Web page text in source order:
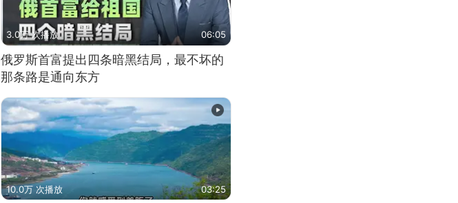
3.0万 次播放 06:05
俄罗斯首富提出四条暗黑结局，最不坏的
那条路是通向东方
10.0万 次播放 03:25